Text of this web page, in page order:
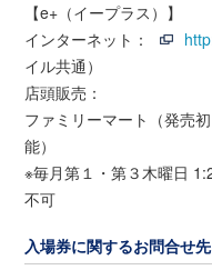
【e+（イープラス）】
インターネット：
イル共通）
店頭販売：
ファミリーマート（発売
能）
※毎月第１・第３木曜日
不可
入場券に関するお問合せ先